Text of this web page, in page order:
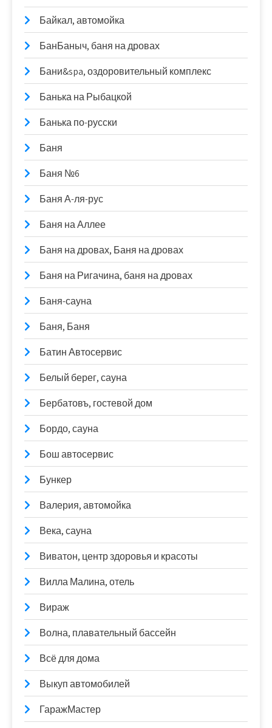
Байкал, автомойка
БанБаныч, баня на дровах
Бани&spa, оздоровительный комплекс
Банька на Рыбацкой
Банька по-русски
Баня
Баня №6
Баня А-ля-рус
Баня на Аллее
Баня на дровах, Баня на дровах
Баня на Ригачина, баня на дровах
Баня-сауна
Баня, Баня
Батин Автосервис
Белый берег, сауна
Бербатовъ, гостевой дом
Бордо, сауна
Бош автосервис
Бункер
Валерия, автомойка
Века, сауна
Виватон, центр здоровья и красоты
Вилла Малина, отель
Вираж
Волна, плавательный бассейн
Всё для дома
Выкуп автомобилей
ГаражМастер